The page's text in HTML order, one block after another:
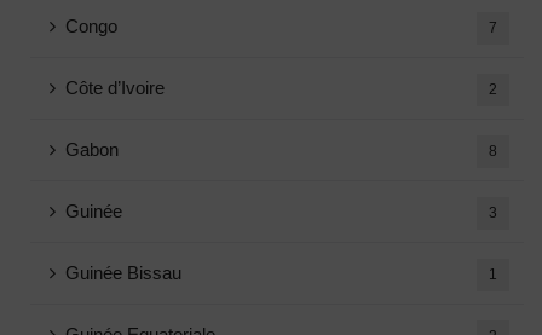
Congo 7
Côte d’Ivoire 2
Gabon 8
Guinée 3
Guinée Bissau 1